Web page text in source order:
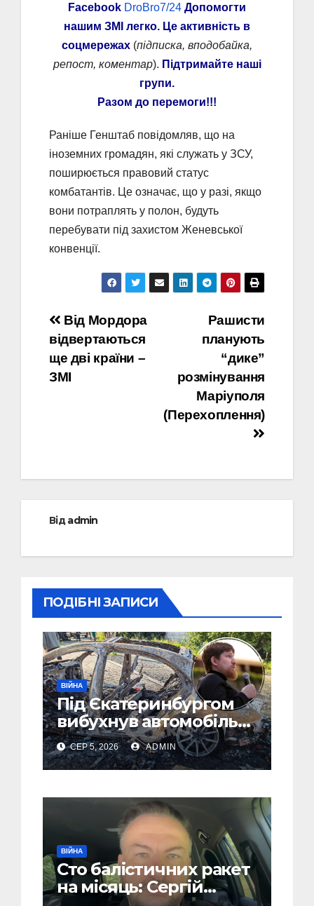
Facebook DroBro7/24 Допомогти
нашим ЗМІ легко. Це активність в
соцмережах (підписка, вподобайка,
репост, коментар). Підтримайте наші
групи.
Разом до перемоги!!!
Раніше Генштаб повідомляв, що на
іноземних громадян, які служать у ЗСУ,
поширюється правовий статус
комбатантів. Це означає, що у разі, якщо
вони потраплять у полон, будуть
перебувати під захистом Женевської
конвенції.
Навігація
записів
Рашисти
планують
“дике”
розмінування
Маріуполя
(Перехоплення)
Від Мордора
відвертаються
ще дві країни –
ЗМІ
Відadmin
ПОДІБНІ ЗАПИСИ
ВІЙНА
Під Єкатеринбургом
вибухнув автомобіль
голови компанії-
виробника дронів
“Упир” – перші
СЕР 5, 2026 ADMIN
ВІЙНА
Сто балістичних ракет
на місяць: Сергій